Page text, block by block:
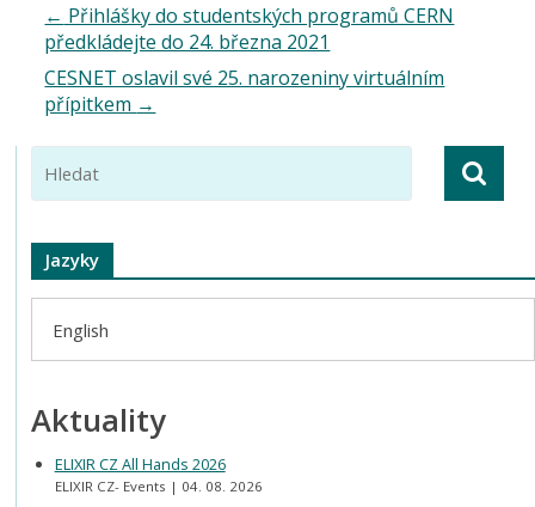
← Přihlášky do studentských programů CERN
předkládejte do 24. března 2021
CESNET oslavil své 25. narozeniny virtuálním
přípitkem →
Jazyky
English
Aktuality
ELIXIR CZ All Hands 2026
ELIXIR CZ- Events 04. 08. 2026